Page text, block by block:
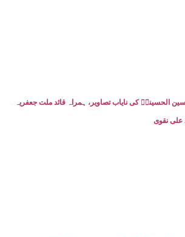
الحسینیؒ کی نایاب تصاویر، ہمراہ قائد ملت جعفریہ
علی نقوی